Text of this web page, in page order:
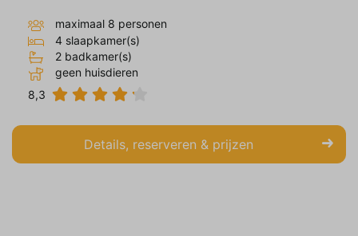
maximaal 8 personen
4 slaapkamer(s)
2 badkamer(s)
geen huisdieren
8,3
Details, reserveren & prijzen